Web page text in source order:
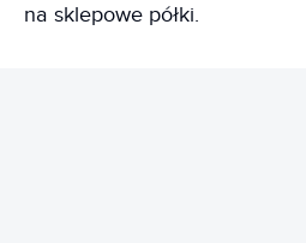
na sklepowe półki.